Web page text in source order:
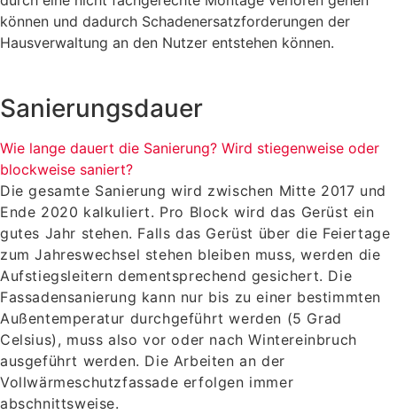
können und dadurch Schadenersatzforderungen der
Hausverwaltung an den Nutzer entstehen können.
Sanierungsdauer
Wie lange dauert die Sanierung? Wird stiegenweise oder
blockweise saniert?
Die gesamte Sanierung wird zwischen Mitte 2017 und
Ende 2020 kalkuliert. Pro Block wird das Gerüst ein
gutes Jahr stehen. Falls das Gerüst über die Feiertage
zum Jahreswechsel stehen bleiben muss, werden die
Aufstiegsleitern dementsprechend gesichert. Die
Fassadensanierung kann nur bis zu einer bestimmten
Außentemperatur durchgeführt werden (5 Grad
Celsius), muss also vor oder nach Wintereinbruch
ausgeführt werden. Die Arbeiten an der
Vollwärmeschutzfassade erfolgen immer
abschnittsweise.